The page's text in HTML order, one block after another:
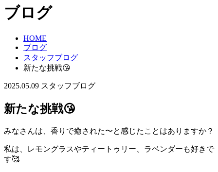
ブログ
HOME
ブログ
スタッフブログ
新たな挑戦😘
2025.05.09 スタッフブログ
新たな挑戦😘
みなさんは、香りで癒された〜と感じたことはありますか？
私は、レモングラスやティートゥリー、ラベンダーも好きで
す🥰